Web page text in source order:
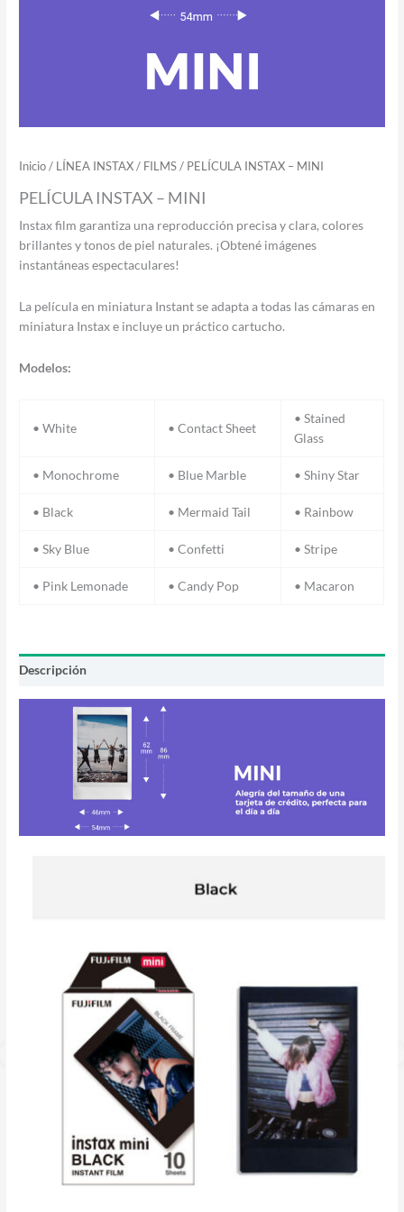
Inicio / LÍNEA INSTAX / FILMS / PELÍCULA INSTAX – MINI
PELÍCULA INSTAX – MINI
Instax film garantiza una reproducción precisa y clara, colores
brillantes y tonos de piel naturales. ¡Obtené imágenes
instantáneas espectaculares!
La película en miniatura Instant se adapta a todas las cámaras en
miniatura Instax e incluye un práctico cartucho.
Modelos:
• White • Contact Sheet
• Stained
Glass
• Monochrome • Blue Marble • Shiny Star
• Black • Mermaid Tail • Rainbow
• Sky Blue • Confetti • Stripe
• Pink Lemonade • Candy Pop • Macaron
Descripción